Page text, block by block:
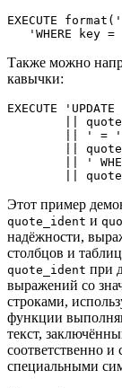
EXECUTE
'WHERE key =
Также можно
кавычки:
EXECUTE
||
        || ' = '
||
|| '
||
Этот пример
quote_ident и
надёжности,
столбцов и
quote_ident при
выражений со
строками,
функции
текст,
соответственно
специальными